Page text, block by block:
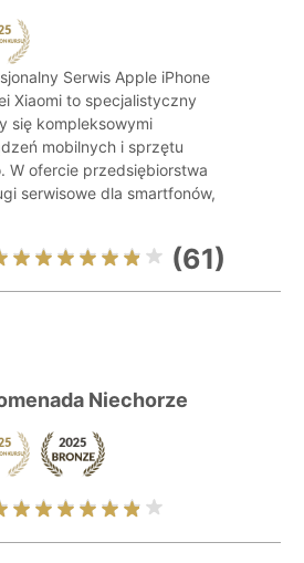
Serwis Apple iPhone
Xiaomi to specjalistyczny
się kompleksowymi
mobilnych i sprzętu
W ofercie przedsiębiorstwa
serwisowe dla smartfonów,
(61)
Niechorze